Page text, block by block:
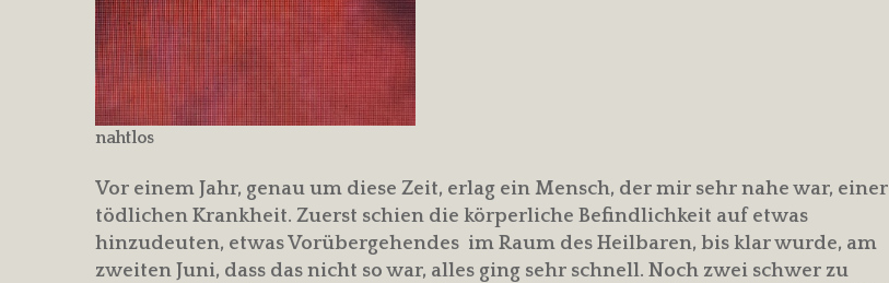
nahtlos
Vor einem Jahr, genau um diese Zeit, erlag ein Mensch, der mir sehr nahe war, einer
tödlichen Krankheit. Zuerst schien die körperliche Befindlichkeit auf etwas
hinzudeuten, etwas Vorübergehendes im Raum des Heilbaren, bis klar wurde, am
zweiten Juni, dass das nicht so war, alles ging sehr schnell. Noch zwei schwer zu